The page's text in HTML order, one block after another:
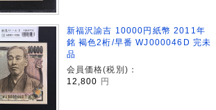
新福沢諭吉 10000円紙幣 2011年
銘 褐色2桁/早番 WJ000046D 完未
品
会員価格(税別)：
12,800 円